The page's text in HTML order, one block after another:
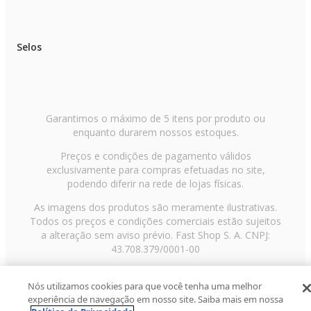
Cor: Preto
:: As imagens dos produtos são meramente ilustrativas e podem apresentar
pequenas variações de cor ou acabamento, conforme iluminação, resolução
do monitor ou percepção visual.
:: Objetos de decoração e itens adicionais exibidos nas fotos não
acompanham o produto.
:: Todas as informações técnicas e características dos produtos são de
:: Os pedidos são sempre enviados de forma completa. Caso haja produtos
com prazos de postagem diferentes, será considerado o maior prazo para
Selos
Garantimos o máximo de 5 itens por produto ou
enquanto durarem nossos estoques.
Preços e condições de pagamento válidos
exclusivamente para compras efetuadas no site,
podendo diferir na rede de lojas físicas.
As imagens dos produtos são meramente ilustrativas.
Todos os preços e condições comerciais estão sujeitos
a alteração sem aviso prévio. Fast Shop S. A. CNPJ:
43.708.379/0001-00
Paulo/SP, CEP 02029-001, Telefone: 11 3003-3728 ©
2013 Fast Shop - Todos os direitos reservadosRF
Nós utilizamos cookies para que você tenha uma melhor
experiência de navegação em nosso site. Saiba mais em nossa